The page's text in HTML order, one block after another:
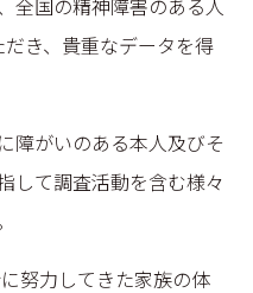
き、貴重なデータを得
障がいのある本人及びそ
して調査活動を含む様々
努力してきた家族の体